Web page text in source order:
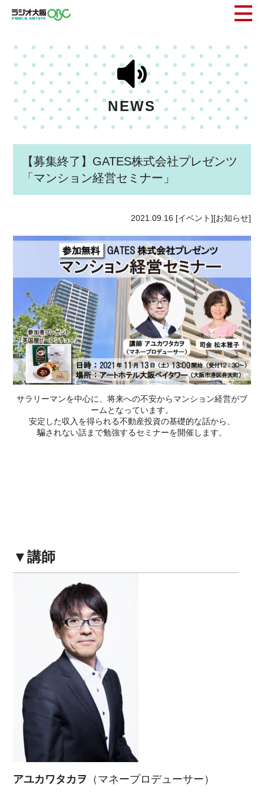
NEWS
【募集終了】GATES株式会社プレゼンツ
「マンション経営セミナー」
2021.09.16 [イベント][お知らせ]
サラリーマンを中心に、将来への不安からマンション経営がブ
ームとなっています。
安定した収入を得られる不動産投資の基礎的な話から、
騙されない話まで勉強するセミナーを開催します。
▼講師
アユカワタカヲ （マネープロデューサー）